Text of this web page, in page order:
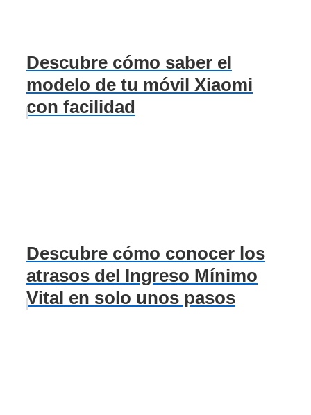
Descubre cómo saber el
modelo de tu móvil Xiaomi
con facilidad
Descubre cómo conocer los
atrasos del Ingreso Mínimo
Vital en solo unos pasos